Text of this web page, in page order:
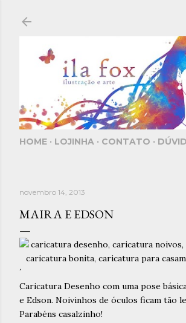
HOME LOJINHA CONTATO
novembro 14, 2013
MAIRA E EDSON
´
Caricatura Desenho com uma pose
e Edson. Noivinhos de óculos ficam tão
Parabéns casalzinho!